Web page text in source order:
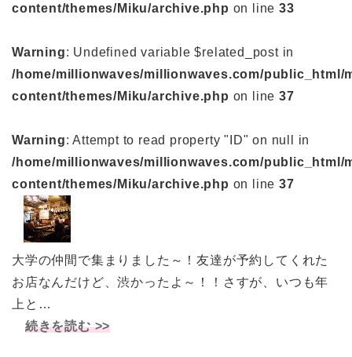
content/themes/Miku/archive.php on line33
Warning: Undefined variable $related_post in
/home/millionwaves/millionwaves.com/public_html/
content/themes/Miku/archive.php on line37
Warning: Attempt to read property "ID" on null in
/home/millionwaves/millionwaves.com/public_html/
content/themes/Miku/archive.php on line37
大学の仲間で集まりました～！友達が予約してくれた
お店なんだけど、渋かったよ～！！さすが、いつも年
上と…
続きを読む >>